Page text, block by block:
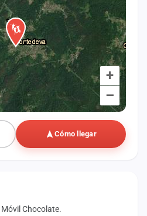
+
–
Cómo llegar
Chocolate.